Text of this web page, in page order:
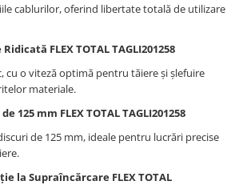
cablurilor, oferind libertate totală de utilizare
FLEX TOTAL TAGLI201258
cu o viteză optimă pentru tăiere și șlefuire
materiale.
125 mm FLEX TOTAL TAGLI201258
de 125 mm, ideale pentru lucrări precise
la Supraîncărcare FLEX TOTAL